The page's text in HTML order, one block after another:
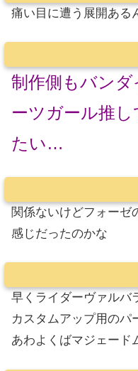
痛い目に遭う展開ある
制作側もバンダ
ーツガール推
たい…
関係ないけどフォーゼ
感じだったのかな
早くライダーヴァルバ
カスタムアップ用のパ
あわよくばマジェード